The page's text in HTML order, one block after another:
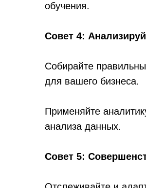
обучения.
Совет 4:
Собирайте
для вашего бизнеса.
Применяйте
анализа данных.
Совет 5: